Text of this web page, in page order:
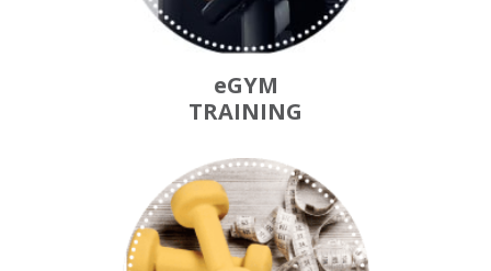
eGYM
TRAINING